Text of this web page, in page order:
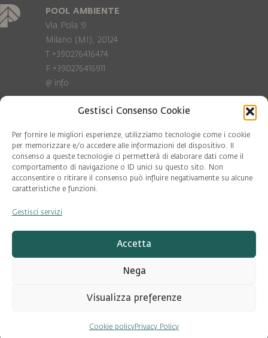
Gestisci Consenso Cookie
Per fornire le migliori esperienze, utilizziamo tecnologie come i cookie
per memorizzare e/o accedere alle informazioni del dispositivo. Il
consenso a queste tecnologie ci permetterà di elaborare dati come il
comportamento di navigazione o ID unici su questo sito. Non
acconsentire o ritirare il consenso può influire negativamente su alcune
caratteristiche e funzioni.
Gestisci servizi
Accetta
Nega
Visualizza preferenze
Cookie policyPrivacy Policy
POOL AMBIENTE
Via Pola 9
Milano (MI), 20124
T +390276416474
F +390276416911
@ info
Privacy Policy
Cookie policy
COD. FISC. 97081560159
P.IVA 06375640965
© Pool Ambiente 2026
DESIGN & DEVELOPMENT by